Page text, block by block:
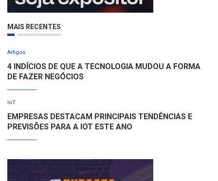
MAIS RECENTES
Artigos
4 INDÍCIOS DE QUE A TECNOLOGIA MUDOU A FORMA
DE FAZER NEGÓCIOS
IoT
EMPRESAS DESTACAM PRINCIPAIS TENDÊNCIAS E
PREVISÕES PARA A IOT ESTE ANO